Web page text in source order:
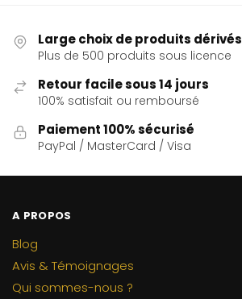
Large choix de produits dérivés
Plus de 500 produits sous licence
Retour facile sous 14 jours
100% satisfait ou remboursé
Paiement 100% sécurisé
PayPal / MasterCard / Visa
A PROPOS
Blog
Avis & Témoignages
Qui sommes-nous ?